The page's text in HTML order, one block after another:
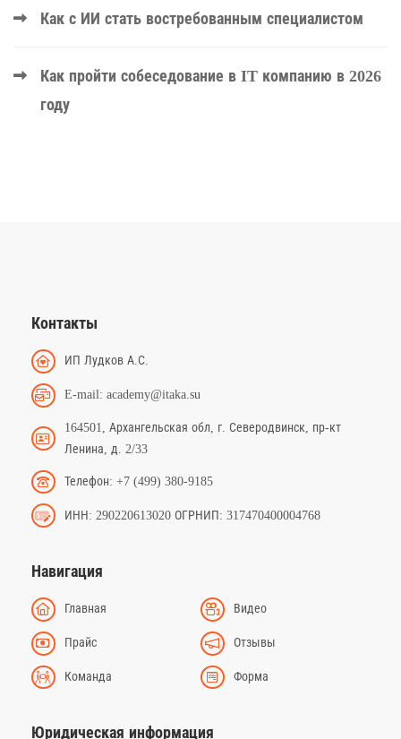
Как с ИИ стать востребованным специалистом
Как пройти собеседование в IT компанию в 2026
году
Контакты
ИП Лудков А.С.
E-mail: academy@itaka.su
164501, Архангельская обл, г. Северодвинск, пр-кт
Ленина, д. 2/33
Телефон: +7 (499) 380-9185
ИНН: 290220613020 ОГРНИП: 317470400004768
Навигация
Главная Видео
Прайс Отзывы
Команда Форма
Юридическая информация